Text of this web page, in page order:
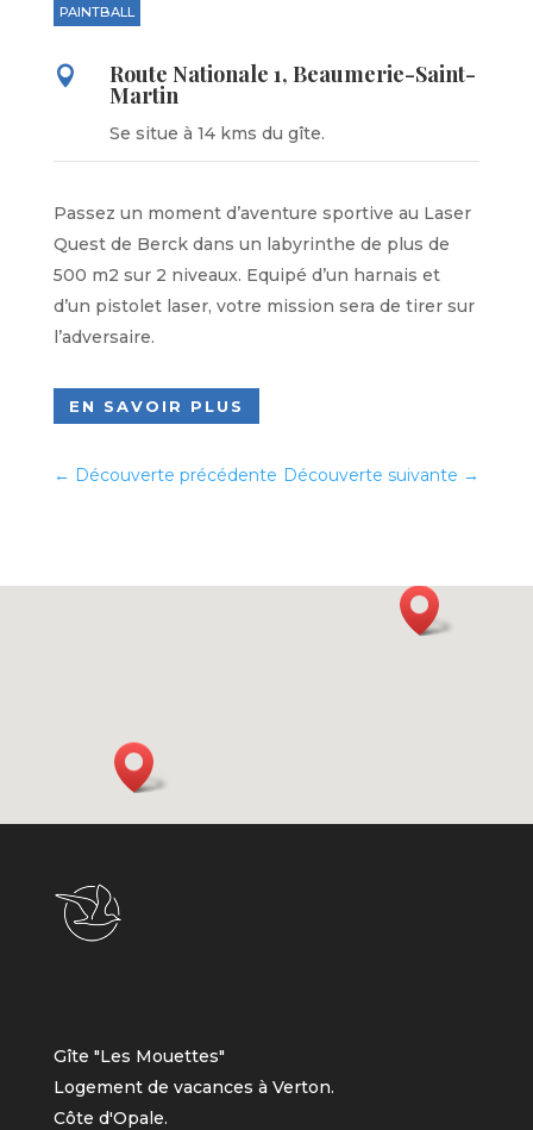
PAINTBALL
 Route Nationale 1, Beaumerie-Saint-
Martin
Se situe à 14 kms du gîte.
Passez un moment d’aventure sportive au Laser
Quest de Berck dans un labyrinthe de plus de
500 m2 sur 2 niveaux. Equipé d’un harnais et
d’un pistolet laser, votre mission sera de tirer sur
l’adversaire.
EN SAVOIR PLUS
← Découverte précédente Découverte suivante →
Gîte "Les Mouettes"
Logement de vacances à Verton.
Côte d'Opale.